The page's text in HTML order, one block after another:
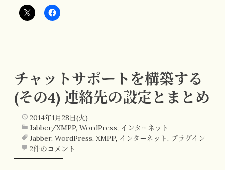
チャットサポートを構築する
(その4) 連絡先の設定とまとめ
2014年1月28日(火)
Jabber/XMPP, WordPress, インターネット
Jabber, WordPress, XMPP, インターネット, プラグイン
2件のコメント